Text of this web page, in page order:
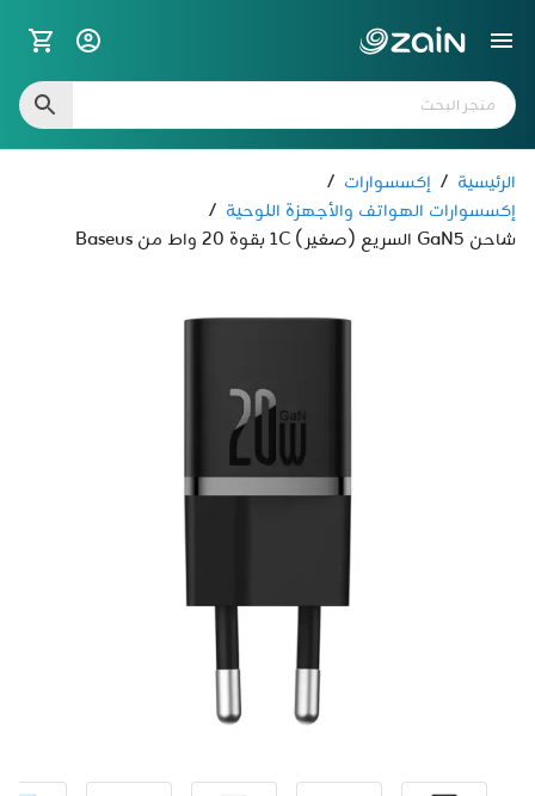
الرئيسية / إكسسوارات /
إكسسوارات الهواتف والأجهزة اللوحية /
شاحن GaN5 السريع (صغير) 1C بقوة 20 واط من Baseus